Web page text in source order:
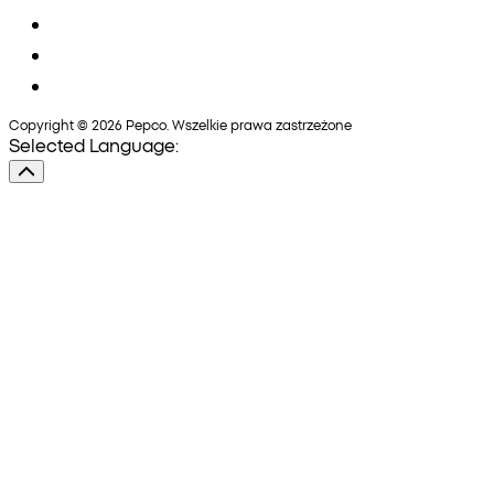
Copyright © 2026 Pepco. Wszelkie prawa zastrzeżone
Selected Language: